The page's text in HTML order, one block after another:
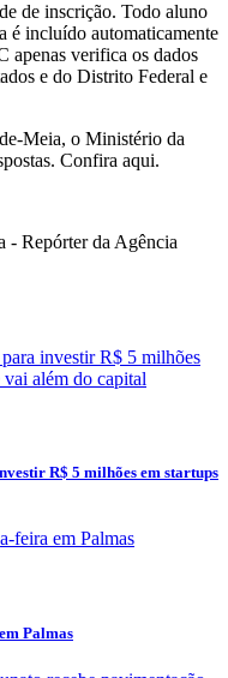
de inscrição. Todo aluno
é incluído automaticamente
apenas verifica os dados
e do Distrito Federal e
Meia, o Ministério da
Confira aqui.
- Repórter da Agência
R$ 5 milhões em startups
Palmas